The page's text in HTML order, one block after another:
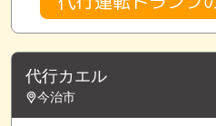
代行カエル
今治市